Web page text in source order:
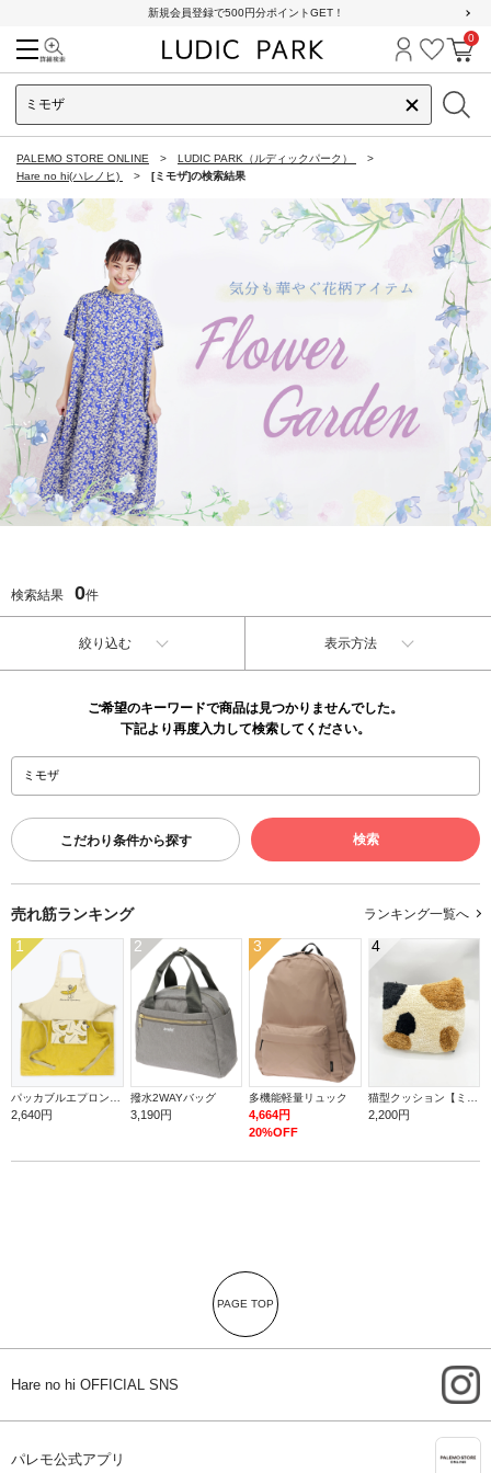
新規会員登録で500円分ポイントGET！
ログイン
お気に
カ
0
PALEMO STORE ONLINE
LUDIC PARK（ルディックパーク）
Hare no hi(ハレノヒ)
[ミモザ]の検索結果
検索結果 0件
絞り込む 表示方法
ご希望のキーワードで商品は見つかりませんでした。
下記より再度入力して検索してください。
こだわり条件から探す
売れ筋ランキング ランキング一覧へ
1
2,640円
2
撥水2WAYバッグ
3,190円
3
多機能軽量リュック
4,664円
20%OFF
4
2,200円
PAGE TOP
Hare no hi OFFICIAL SNS
パレモ公式アプリ